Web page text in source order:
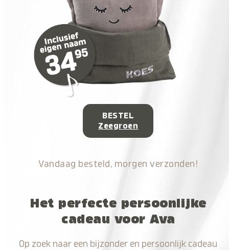
BESTEL
Zeegroen
Vandaag besteld, morgen verzonden!
Het perfecte persoonlijke
cadeau voor Ava
Op zoek naar een bijzonder en persoonlijk cadeau